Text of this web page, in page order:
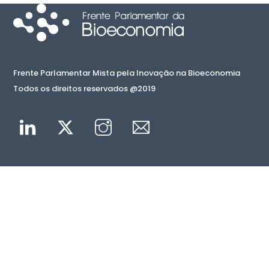
Frente Parlamentar Mista pela Inovação na Bioeconomia
Todos os direitos reservados @2019
Linkedin Twitter Instagram